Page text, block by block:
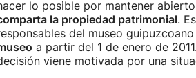
lo posible por mantener
la propiedad patrimonial.
del museo
a partir del 1 de enero de
viene motivada por una